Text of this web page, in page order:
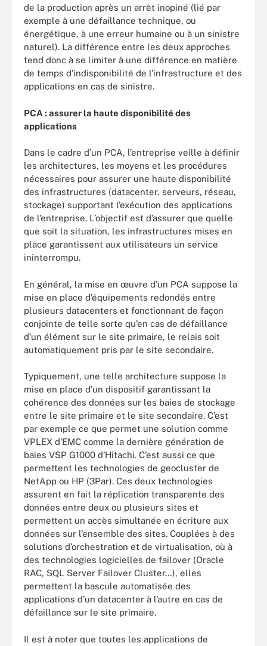
de la production après un arrêt inopiné (lié par
exemple à une défaillance technique, ou
énergétique, à une erreur humaine ou à un sinistre
naturel). La différence entre les deux approches
tend donc à se limiter à une différence en matière
de temps d’indisponibilité de l’infrastructure et des
applications en cas de sinistre.
PCA : assurer la haute disponibilité des
applications
Dans le cadre d’un PCA, l’entreprise veille à définir
les architectures, les moyens et les procédures
nécessaires pour assurer une haute disponibilité
des infrastructures (datacenter, serveurs, réseau,
stockage) supportant l’exécution des applications
de l’entreprise. L’objectif est d’assurer que quelle
que soit la situation, les infrastructures mises en
place garantissent aux utilisateurs un service
ininterrompu.
En général, la mise en œuvre d’un PCA suppose la
mise en place d’équipements redondés entre
plusieurs datacenters et fonctionnant de façon
conjointe de telle sorte qu’en cas de défaillance
d’un élément sur le site primaire, le relais soit
automatiquement pris par le site secondaire.
Typiquement, une telle architecture suppose la
mise en place d’un dispositif garantissant la
cohérence des données sur les baies de stockage
entre le site primaire et le site secondaire. C’est
par exemple ce que permet une solution comme
VPLEX d’EMC comme la dernière génération de
baies VSP G1000 d’Hitachi. C’est aussi ce que
permettent les technologies de geocluster de
NetApp ou HP (3Par). Ces deux technologies
assurent en fait la réplication transparente des
données entre deux ou plusieurs sites et
permettent un accès simultanée en écriture aux
données sur l’ensemble des sites. Couplées à des
solutions d’orchestration et de virtualisation, où à
des technologies logicielles de failover (Oracle
RAC, SQL Server Failover Cluster…), elles
permettent la bascule automatisée des
applications d’un datacenter à l’autre en cas de
défaillance sur le site primaire.
Il est à noter que toutes les applications de